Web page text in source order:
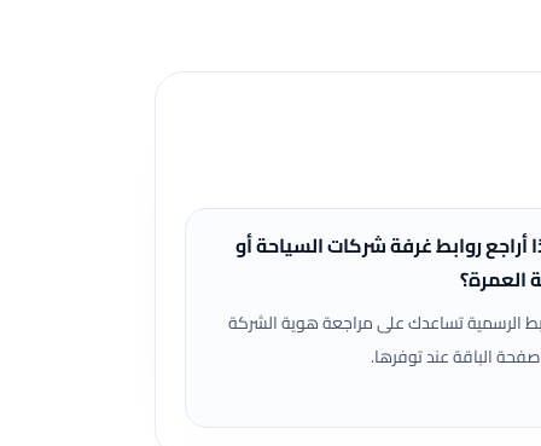
أراجع روابط غرفة شركات السياحة أو
العمرة؟
الرسمية تساعدك على مراجعة هوية الشركة
الباقة عند توفرها.